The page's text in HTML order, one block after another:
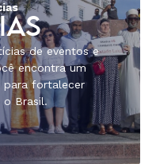
de eventos e
encontra um
fortalecer
Brasil.